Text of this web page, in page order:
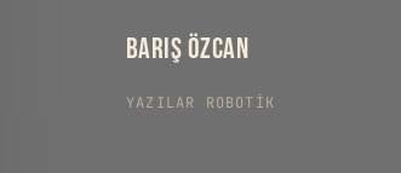
BARIŞ ÖZCAN
YAZILAR ROBOTIK